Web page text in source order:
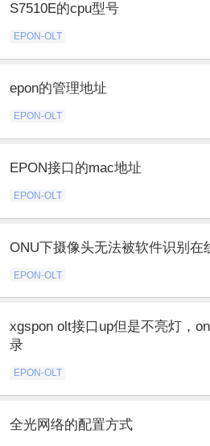
S7510E的cpu型号
EPON-OLT
epon的管理地址
EPON-OLT
EPON接口的mac地址
EPON-OLT
ONU下摄像头无法被软件识别在
EPON-OLT
xgspon olt接口up但是不亮灯，
录
EPON-OLT
全光网络的配置方式